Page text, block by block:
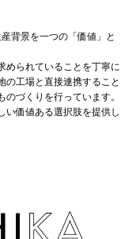
背景を一つの「価値」と
められていることを丁寧に
の工場と直接連携すること
づくりを行っています。
い価値ある選択肢を提供し